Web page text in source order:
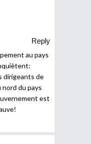
Reply
au pays
dirigeants de
du pays
est